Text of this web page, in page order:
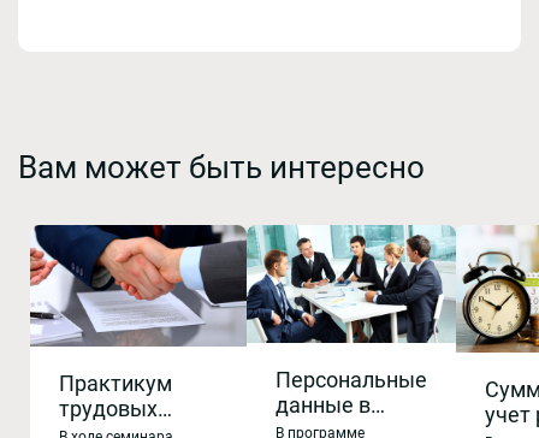
Вам может быть интересно
Практикум
трудовых
Персональные
данные в
трудовых
В программе
учет